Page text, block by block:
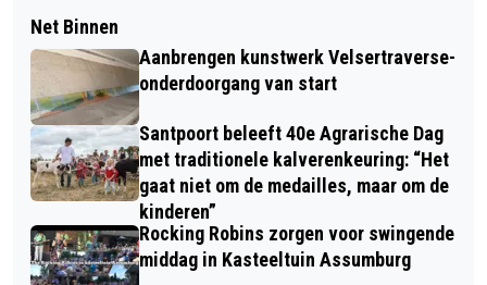
Net Binnen
Aanbrengen kunstwerk Velsertraverse-
onderdoorgang van start
Santpoort beleeft 40e Agrarische Dag
met traditionele kalverenkeuring: “Het
gaat niet om de medailles, maar om de
kinderen”
Rocking Robins zorgen voor swingende
middag in Kasteeltuin Assumburg